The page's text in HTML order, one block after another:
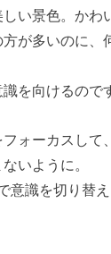
い景色。かわ
が多いのに、
を向けるので
ォーカスして
いように。
意識を切り替